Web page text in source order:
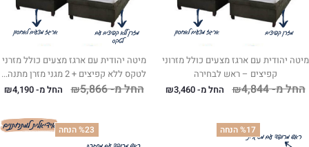
מיטה יהודית עם ארגז מצעים כולל מזרוני
קפיצים – ראש לבחירה
החל מ- ₪4,844 החל מ- ₪3,460
מיטה יהודית עם ארגז מצעים כולל מזרני
לטקס ללא קפיצים + 2 מגני מזרן מתנה...
החל מ- ₪5,866 החל מ- ₪4,190
%17 הנחה %23 הנחה